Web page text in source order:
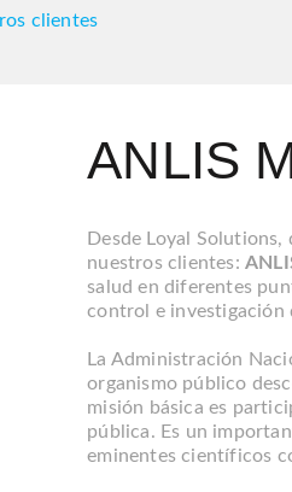
clientes
ANLIS
Desde Loyal
nuestros clientes:
salud en diferentes
control e investigación
La Administración
organismo público
misión básica es
pública. Es un
eminentes científicos